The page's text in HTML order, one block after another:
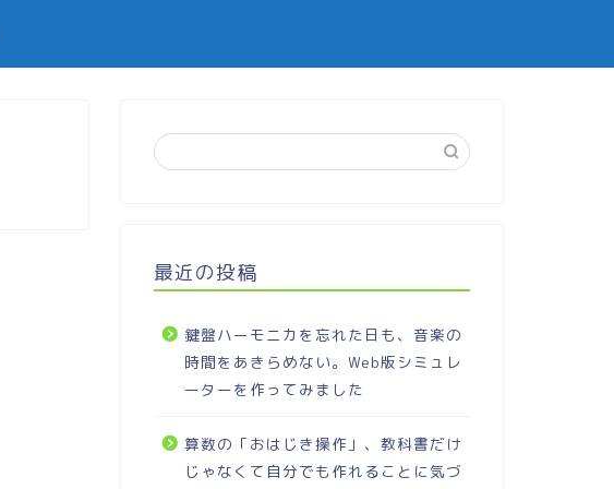
最近の投稿
鍵盤ハーモニカを忘れた日も、音楽の
時間をあきらめない。Web版シミュレ
ーターを作ってみました
算数の「おはじき操作」、教科書だけ
じゃなくて自分でも作れることに気づ